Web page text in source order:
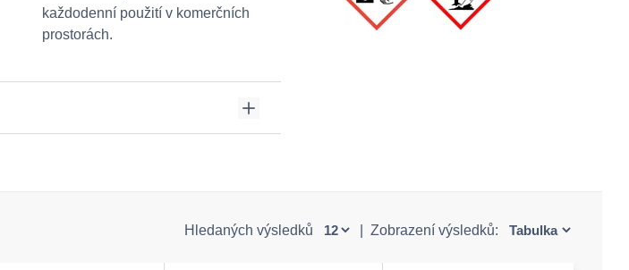
každodenní použití v komerčních
prostorách.
Hledaných výsledků Zobrazení výsledků: